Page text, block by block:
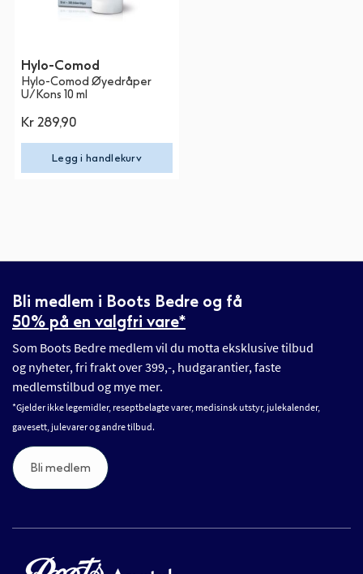
Hylo-Comod
Hylo-Comod Øyedråper
U/Kons 10 ml
Kr 289,90
Legg i handlekurv
Bli medlem i Boots Bedre og få
50% på en valgfri vare*
Som Boots Bedre medlem vil du motta eksklusive tilbud
og nyheter, fri frakt over 399,-, hudgarantier, faste
medlemstilbud og mye mer.
*Gjelder ikke legemidler, reseptbelagte varer, medisinsk utstyr, julekalender,
gavesett, julevarer og andre tilbud.
Bli medlem